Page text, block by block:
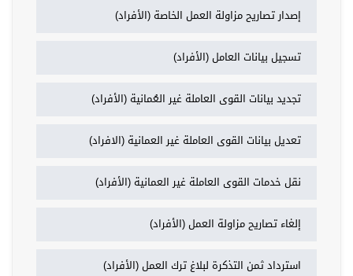
إصدار تصاريح مزاولة العمل الخاصة (الأفراد)
تسجيل بيانات العامل (الأفراد)
تجديد بيانات القوى العاملة غير العُمانية (الأفراد)
تعديل بيانات القوى العاملة غير العمانية (الافراد)
نقل خدمات القوى العاملة غير العمانية (الأفراد)
إلغاء تصاريح مزاولة العمل (الأفراد)
استرداد ثمن التذكرة لبلاغ ترك العمل (الأفراد)